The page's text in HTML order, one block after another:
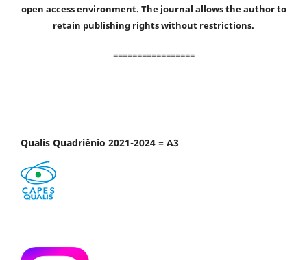
open access environment. The journal allows the author to
retain publishing rights without restrictions.
=================
Qualis Quadriênio 2021-2024 = A3